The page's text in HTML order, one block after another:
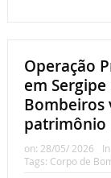
Operação
em
Bombeiros
patrimônio
on: 28/05/ 2026 In:
Tags: Corpo de